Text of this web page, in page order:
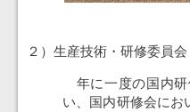
２）生産技術・研修委員会
年に一度の国内研
い、国内研修会にお